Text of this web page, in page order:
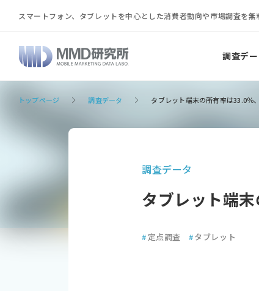
スマートフォン、タブレットを中心とした消費者動向や市場調査を無
調査デ
トップページ 調査データ タブレット端末の所有率は33.0％
調査データ
タブレット端
# 定点調査 #タブレット